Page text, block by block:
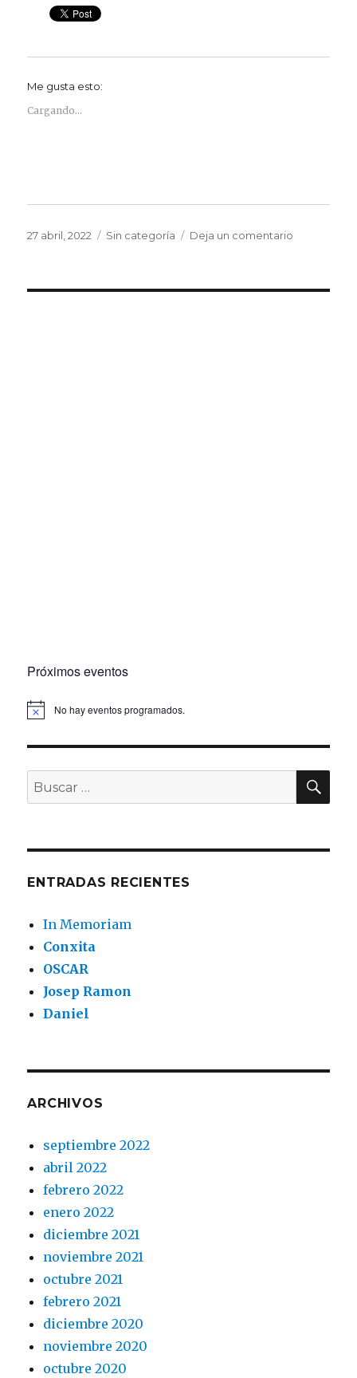
Me gusta esto:
Cargando...
Publicado
27 abril, 2022 Categorías
Sin categoría Deja un comentario
Próximos eventos
No hay eventos programados.
Buscar
por:
ENTRADAS RECIENTES
In Memoriam
Conxita
OSCAR
Josep Ramon
Daniel
ARCHIVOS
septiembre 2022
abril 2022
febrero 2022
enero 2022
diciembre 2021
noviembre 2021
octubre 2021
febrero 2021
diciembre 2020
noviembre 2020
octubre 2020